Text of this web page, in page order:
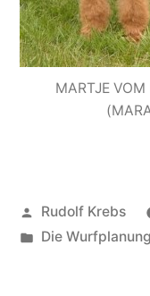
MARTJE VOM
Veröffentlicht
von
Rudolf Krebs
Veröffentlicht
Die Wurfplanung